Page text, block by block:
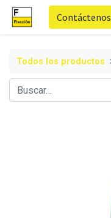
Contáctenos
Todos los productos